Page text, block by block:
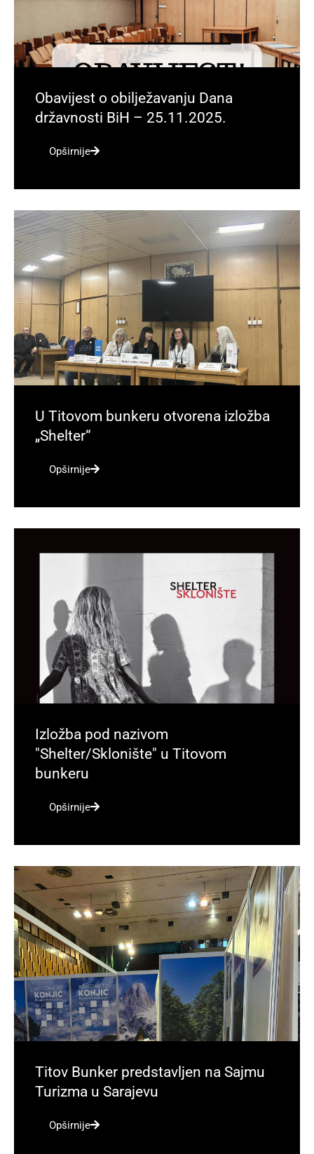
Obavijest o obilježavanju Dana
državnosti BiH – 25.11.2025.
Opširnije
U Titovom bunkeru otvorena izložba
„Shelter“
Opširnije
Izložba pod nazivom
"Shelter/Sklonište" u Titovom
bunkeru
Opširnije
Titov Bunker predstavljen na Sajmu
Turizma u Sarajevu
Opširnije